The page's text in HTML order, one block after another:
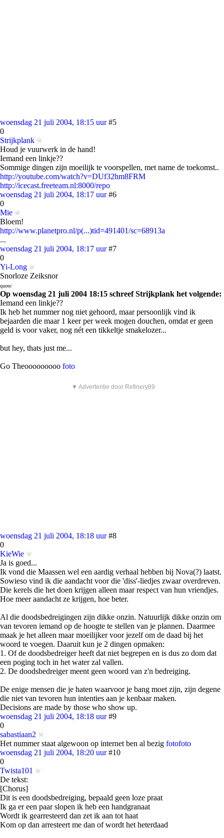
woensdag 21 juli 2004, 18:15 uur #5
0
Strijkplank
Houd je vuurwerk in de hand!
Iemand een linkje??
Sommige dingen zijn moeilijk te voorspellen, met name de toekomst..
http://youtube.com/watch?v=DUf32hm8FRM
http://icecast.freeteam.nl:8000/repo
woensdag 21 juli 2004, 18:17 uur #6
0
Mie
Bloem!
http://www.planetpro.nl/p(...)tid=491401/sc=68913a
...
woensdag 21 juli 2004, 18:17 uur #7
0
Yi-Long
Snorloze Zeiksnor
quote:
Op woensdag 21 juli 2004 18:15 schreef Strijkplank het volgende:
Iemand een linkje??
Ik heb het nummer nog niet gehoord, maar persoonlijk vind ik
bejaarden die maar 1 keer per week mogen douchen, omdat er geen
geld is voor vaker, nog nét een tikkeltje smakelozer...
but hey, thats just me...
Go Theooooooooo foto
▼ Advertentie door Refinery89
woensdag 21 juli 2004, 18:18 uur #8
0
KieWie
Ja is goed...
Ik vond die Maassen wel een aardig verhaal hebben bij Nova(?) laatst.
Sowieso vind ik die aandacht voor die 'diss'-liedjes zwaar overdreven.
Die kerels die het doen krijgen alleen maar respect van hun vriendjes.
Hoe meer aandacht ze krijgen, hoe beter.
Al die doodsbedreigingen zijn dikke onzin. Natuurlijk dikke onzin om
van tevoren iemand op de hoogte te stellen van je plannen. Daarmee
maak je het alleen maar moeilijker voor jezelf om de daad bij het
woord te voegen. Daaruit kun je 2 dingen opmaken:
1. Of de doodsbedreiger heeft dat niet begrepen en is dus zo dom dat
een poging toch in het water zal vallen.
2. De doodsbedreiger meent geen woord van z'n bedreiging.
De enige mensen die je haten waarvoor je bang moet zijn, zijn degene
die niet van tevoren hun intenties aan je kenbaar maken.
Decisions are made by those who show up.
woensdag 21 juli 2004, 18:18 uur #9
0
sabastiaan2
Het nummer staat algewoon op internet ben al bezig fotofoto
woensdag 21 juli 2004, 18:20 uur #10
0
Twista101
De tekst:
[Chorus]
Dit is een doodsbedreiging, bepaald geen loze praat
Ik ga er een paar slopen ik heb een handgranaat
Wordt ik gearresteerd dan zet ik aan tot haat
Kom op dan arresteert me dan of wordt het heterdaad